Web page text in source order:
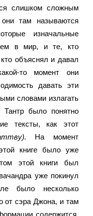
слишком сложным
там называются
изначальные
в мир, и те, кто
объяснял и давал
то момент они
давать эти
словами излагать
Тантр было понятно
тогда. И тогда возникают такие тексты, как этот
На момент
книге было уже
этой книги был
уже покинул
было несколько
от сэра Джона, и там